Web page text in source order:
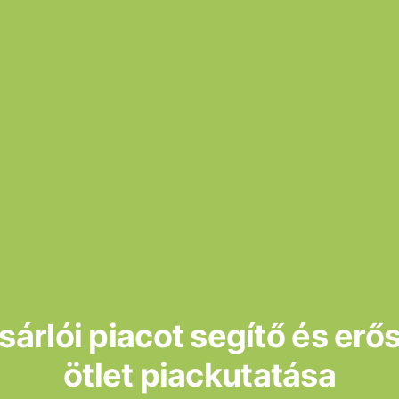
piacot segítő és
ötlet piackutatása